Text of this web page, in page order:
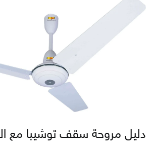
دليل مروحة سقف توشيبا مع